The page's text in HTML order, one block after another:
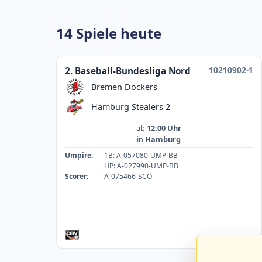
14 Spiele heute
2. Baseball-Bundesliga Nord
10210902-1
Bremen Dockers
Hamburg Stealers 2
ab 12:00 Uhr
in Hamburg
Umpire:
1B: A-057080-UMP-BB
HP: A-027990-UMP-BB
Scorer:
A-075466-SCO